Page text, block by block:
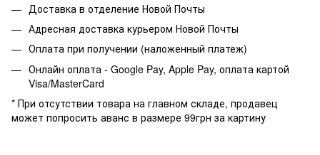
Доставка в отделение Новой Почты
Адресная доставка курьером Новой Почты
Оплата при получении (наложенный платеж)
Онлайн оплата - Google Pay, Apple Pay, оплата картой
Visa/MasterCard
* При отсутствии товара на главном складе, продавец
может попросить аванс в размере 99грн за картину